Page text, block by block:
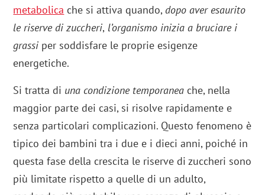
metabolica che si attiva quando, dopo aver esaurito
le riserve di zuccheri, l’organismo inizia a bruciare i
grassi per soddisfare le proprie esigenze
energetiche.
Si tratta di una condizione temporanea che, nella
maggior parte dei casi, si risolve rapidamente e
senza particolari complicazioni. Questo fenomeno è
tipico dei bambini tra i due e i dieci anni, poiché in
questa fase della crescita le riserve di zuccheri sono
più limitate rispetto a quelle di un adulto,